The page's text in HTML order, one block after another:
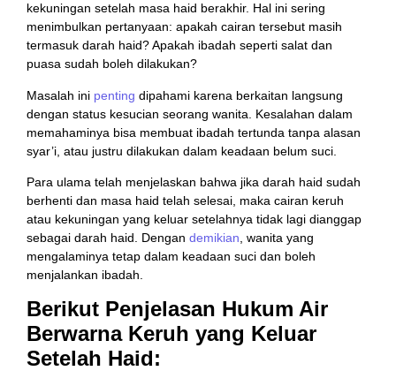
kekuningan setelah masa haid berakhir. Hal ini sering
menimbulkan pertanyaan: apakah cairan tersebut masih
termasuk darah haid? Apakah ibadah seperti salat dan
puasa sudah boleh dilakukan?
Masalah ini penting dipahami karena berkaitan langsung
dengan status kesucian seorang wanita. Kesalahan dalam
memahaminya bisa membuat ibadah tertunda tanpa alasan
syar’i, atau justru dilakukan dalam keadaan belum suci.
Para ulama telah menjelaskan bahwa jika darah haid sudah
berhenti dan masa haid telah selesai, maka cairan keruh
atau kekuningan yang keluar setelahnya tidak lagi dianggap
sebagai darah haid. Dengan demikian , wanita yang
mengalaminya tetap dalam keadaan suci dan boleh
menjalankan ibadah.
Berikut Penjelasan Hukum Air
Berwarna Keruh yang Keluar
Setelah Haid: